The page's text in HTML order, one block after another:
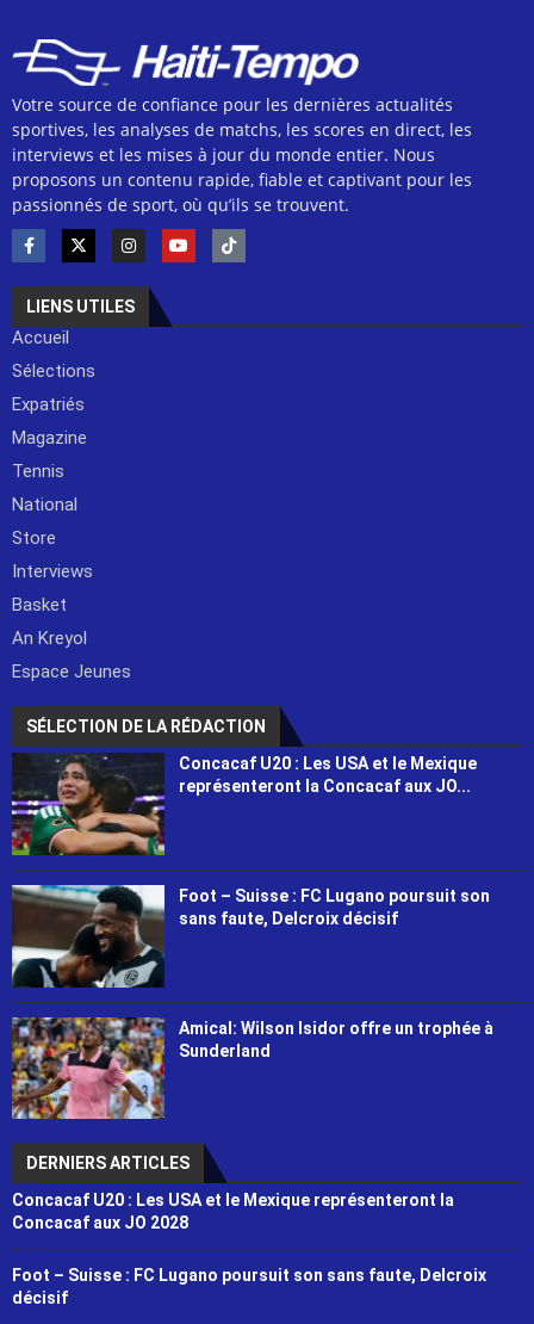
Votre source de confiance pour les dernières actualités
sportives, les analyses de matchs, les scores en direct, les
interviews et les mises à jour du monde entier. Nous
proposons un contenu rapide, fiable et captivant pour les
passionnés de sport, où qu’ils se trouvent.
LIENS UTILES
Accueil
Sélections
Expatriés
Magazine
Tennis
National
Store
Interviews
Basket
An Kreyol
Espace Jeunes
SÉLECTION DE LA RÉDACTION
Concacaf U20 : Les USA et le Mexique
représenteront la Concacaf aux JO...
Foot – Suisse : FC Lugano poursuit son
sans faute, Delcroix décisif
Amical: Wilson Isidor offre un trophée à
Sunderland
DERNIERS ARTICLES
Concacaf U20 : Les USA et le Mexique représenteront la
Concacaf aux JO 2028
Foot – Suisse : FC Lugano poursuit son sans faute, Delcroix
décisif